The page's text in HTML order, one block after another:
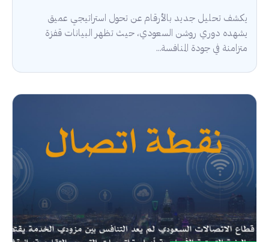
يكشف تحليل جديد بالأرقام عن تحول استراتيجي عميق
يشهده دوري روشن السعودي، حيث تظهر البيانات قفزة
متزامنة في جودة المنافسة...